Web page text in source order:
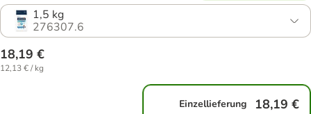
1,5 kg
276307.6
18,19 €
12,13 € / kg
Einzellieferung 18,19 €